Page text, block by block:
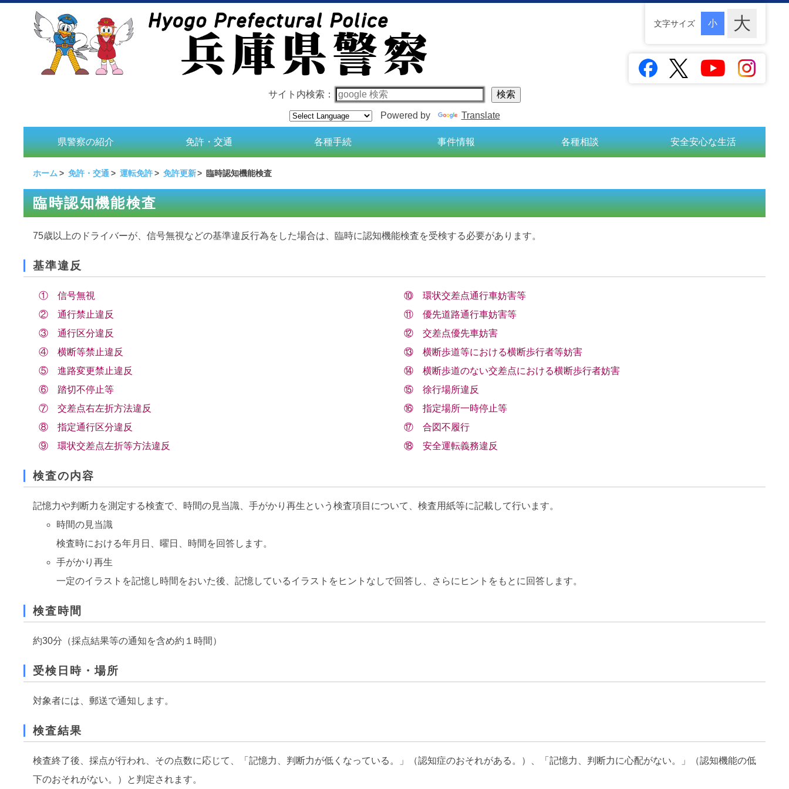
文字サイズ
サイト内検索：
Powered by Translate
県警察の紹介 免許・交通 各種手続 事件情報 各種相談 安全安心な生活
ホーム 免許・交通 運転免許 免許更新 臨時認知機能検査
臨時認知機能検査
75歳以上のドライバーが、信号無視などの基準違反行為をした場合は、臨時に認知機能検査を受検する必要があります。
基準違反
① 信号無視
② 通行禁止違反
③ 通行区分違反
④ 横断等禁止違反
⑤ 進路変更禁止違反
⑥ 踏切不停止等
⑦ 交差点右左折方法違反
⑧ 指定通行区分違反
⑨ 環状交差点左折等方法違反
⑩ 環状交差点通行車妨害等
⑪ 優先道路通行車妨害等
⑫ 交差点優先車妨害
⑬ 横断歩道等における横断歩行者等妨害
⑭ 横断歩道のない交差点における横断歩行者妨害
⑮ 徐行場所違反
⑯ 指定場所一時停止等
⑰ 合図不履行
⑱ 安全運転義務違反
検査の内容
記憶力や判断力を測定する検査で、時間の見当識、手がかり再生という検査項目について、検査用紙等に記載して行います。
時間の見当識
検査時における年月日、曜日、時間を回答します。
手がかり再生
一定のイラストを記憶し時間をおいた後、記憶しているイラストをヒントなしで回答し、さらにヒントをもとに回答します。
検査時間
約30分（採点結果等の通知を含め約１時間）
受検日時・場所
対象者には、郵送で通知します。
検査結果
検査終了後、採点が行われ、その点数に応じて、「記憶力、判断力が低くなっている。」（認知症のおそれがある。）、「記憶力、判断力に心配がない。」（認知機能の低
下のおそれがない。）と判定されます。